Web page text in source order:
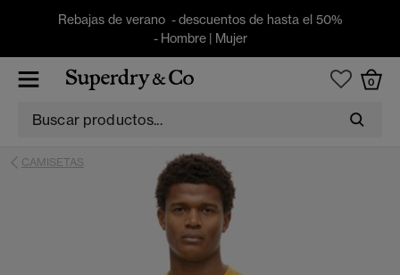
Rebajas de verano - descuentos de hasta el 50%
- Hombre| Mujer
0
CAMISETAS